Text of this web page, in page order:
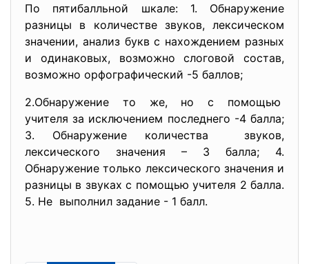
По пятибалльной шкале: 1. Обнаружение
разницы в количестве звуков, лексическом
значении, анализ букв с нахождением разных
и одинаковых, возможно слоговой состав,
возможно орфографический -5 баллов;
2.Обнаружение то же, но с помощью
учителя за исключением последнего -4 балла;
3. Обнаружение количества звуков,
лексического значения – 3 балла; 4.
Обнаружение только лексического значения и
разницы в звуках с помощью учителя 2 балла.
5. Не выполнил задание - 1 балл.